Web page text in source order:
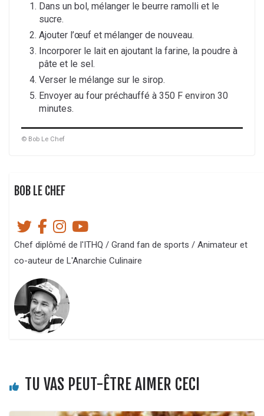
Dans un bol, mélanger le beurre ramolli et le
sucre.
Ajouter l’œuf et mélanger de nouveau.
Incorporer le lait en ajoutant la farine, la poudre à
pâte et le sel.
Verser le mélange sur le sirop.
Envoyer au four préchauffé à 350 F environ 30
minutes.
© Bob Le Chef
BOB LE CHEF
Chef diplômé de l'ITHQ / Grand fan de sports / Animateur et
co-auteur de L'Anarchie Culinaire
TU VAS PEUT-ÊTRE AIMER CECI